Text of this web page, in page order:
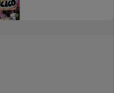
Por Todo O Lado!